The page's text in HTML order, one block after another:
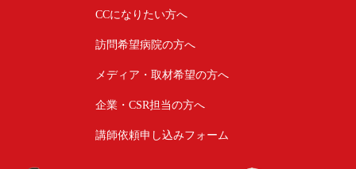
CCになりたい方へ
訪問希望病院の方へ
メディア・取材希望の方へ
企業・CSR担当の方へ
講師依頼申し込みフォーム